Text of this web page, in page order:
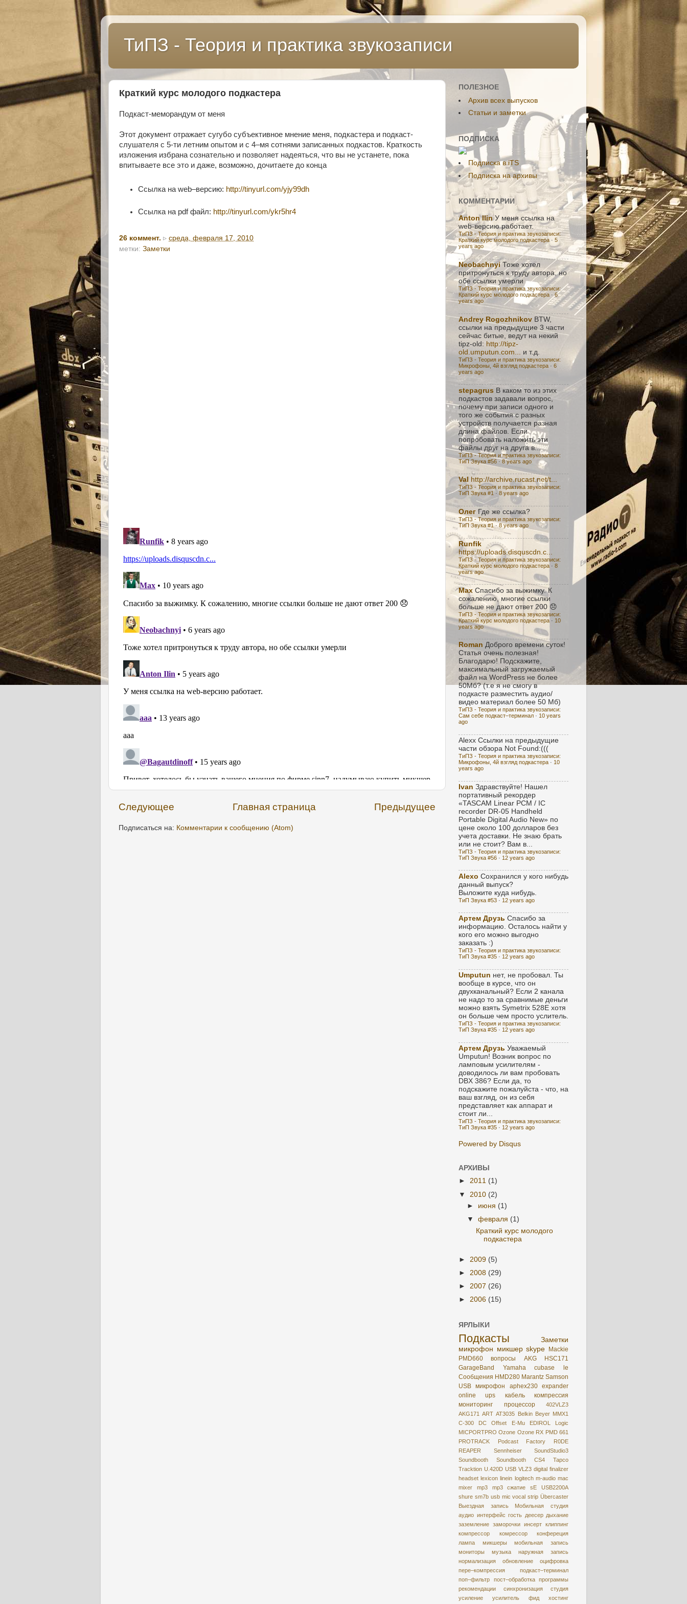
ТиПЗ - Теория и практика звукозаписи
Краткий курс молодого подкастера
Подкаст-меморандум от меня
Этот документ отражает сугубо субъективное мнение меня, подкастера и подкаст-
слушателя с 5-ти летним опытом и с 4–мя сотнями записанных подкастов. Краткость
изложения избрана сознательно и позволяет надеяться, что вы не устанете, пока
впитываете все это и даже, возможно, дочитаете до конца
Ссылка на web–версию: http://tinyurl.com/yjy99dh
Ссылка на pdf файл: http://tinyurl.com/ykr5hr4
26 коммент. ▹ среда, февраля 17, 2010
метки: Заметки
Следующее Предыдущее
Главная страница
Подписаться на: Комментарии к сообщению (Atom)
ПОЛЕЗНОЕ
Aрхив всех выпусков
Статьи и заметки
ПОДПИСКА
Подписка в iTS
Подписка на архивы
КОММЕНТАРИИ
Anton Ilin У меня ссылка на
web-версию работает.
ТиПЗ - Теория и практика звукозаписи:
Краткий курс молодого подкастера · 5
years ago
Neobachnyi Тоже хотел
притронуться к труду автора, но
обе ссылки умерли
ТиПЗ - Теория и практика звукозаписи:
Краткий курс молодого подкастера ·6
years ago
Andrey Rogozhnikov BTW,
ссылки на предыдущие 3 части
сейчас битые, ведут на некий
tipz-old: http://tipz-
old.umputun.com...
и т.д.
ТиПЗ - Теория и практика звукозаписи:
Микрофоны, 4й взгляд подкастера · 6
years ago
stepagrus В каком то из этих
подкастов задавали вопрос,
почему при записи одного и
того же события с разных
устройств получается разная
длина файлов. Если
попробовать наложить эти
файлы друг на друга в...
ТиПЗ - Теория и практика звукозаписи:
ТиП Звука #56 ·8 years ago
Val http://archive.rucast.net/t...
ТиПЗ - Теория и практика звукозаписи:
TиП Звука #1 · 8 years ago
Олег Где же ссылка?
ТиПЗ - Теория и практика звукозаписи:
TиП Звука #1 · 8 years ago
Runfik
https://uploads.disquscdn.c...
ТиПЗ - Теория и практика звукозаписи:
Краткий курс молодого подкастера · 8
years ago
Max Спасибо за выжимку. К
сожалению, многие ссылки
больше не дают ответ 200 😞
ТиПЗ - Теория и практика звукозаписи:
Краткий курс молодого подкастера · 10
years ago
Roman Доброго времени суток!
Статья очень полезная!
Благодарю! Подскажите,
максимальный загружаемый
файл на WordPress не более
50Мб? (т.е я не смогу в
подкасте разместить аудио/
видео материал более 50 Мб)
ТиПЗ - Теория и практика звукозаписи:
Сам себе подкаст–терминал · 10 years
ago
Alexx Ссылки на предыдущие
части обзора Not Found:(((
ТиПЗ - Теория и практика звукозаписи:
Микрофоны, 4й взгляд подкастера · 10
years ago
Ivan Здравствуйте! Нашел
портативный рекордер
«TASCAM Linear PCM / IC
recorder DR-05 Handheld
Portable Digital Audio New» по
цене около 100 долларов без
учета доставки. Не знаю брать
или не стоит? Вам в...
ТиПЗ - Теория и практика звукозаписи:
ТиП Звука #56 · 12 years ago
Alexo Сохранился у кого нибудь
данный выпуск?
Выложите куда нибудь.
ТиП Звука #53 · 12 years ago
Артем Друзь Спасибо за
информацию. Осталось найти у
кого его можно выгодно
заказать :)
ТиПЗ - Теория и практика звукозаписи:
ТиП Звука #35 · 12 years ago
Umputun нет, не пробовал. Ты
вообще в курсе, что он
двухканальный? Если 2 канала
не надо то за сравнимые деньги
можно взять Symetrix 528E хотя
он больше чем просто услитель.
ТиПЗ - Теория и практика звукозаписи:
ТиП Звука #35 · 12 years ago
Артем Друзь Уважаемый
Umputun! Возник вопрос по
ламповым усилителям -
доводилось ли вам пробовать
DBX 386? Если да, то
подскажите пожалуйста - что, на
ваш взгляд, он из себя
представляет как аппарат и
стоит ли...
ТиПЗ - Теория и практика звукозаписи:
ТиП Звука #35 · 12 years ago
Powered by Disqus
АРХИВЫ
► 2011 (1)
▼ 2010 (2)
► июня (1)
▼февраля (1)
Краткий курс молодого
подкастера
► 2009 (5)
► 2008 (29)
► 2007 (26)
► 2006 (15)
ЯРЛЫКИ
Подкасты
Заметки
микрофон микшер skype
Mackie
PMD660
вопросы
AKG HSC171
GarageBand
Yamaha
cubase le
Сообщения HMD280 Marantz Samson
USB микрофон
aphex230 expander
online
ups кабель
компрессия
мониторинг
процессор
402VLZ3
AKG171
ART AT3035 Belkin
Beyer MMX1
C-300
DC Offset E-Mu EDIROL
Logic
MICPORTPRO Ozone Ozone RX PMD 661
PROTRACK
Podcast Factory
R0DE
REAPER
Sennheiser
SoundStudio3
Soundbooth
Soundbooth CS4
Tapco
Tracktion U.420D USB VLZ3 digital finalizer
headset lexicon linein logitech m-audio mac
mixer
mp3 mp3 сжатие
sE USB2200A
shure sm7b usb mic vocal strip Übercaster
Выездная запись
Мобильная студия
аудио интерфейс гость деесер дыхание
заземление заморочки инсерт клиппинг
компрессор
комрессор
конфереция
лампа
микшеры
мобильная запись
мониторы
музыка
наружная запись
нормализация
обновление
оцифровкa
пере–компрессия
подкаст–терминал
поп–фильтр
пост–обработка
программы
рекомендации
синхронизация
студия
усиление
усилитель фид хостинг